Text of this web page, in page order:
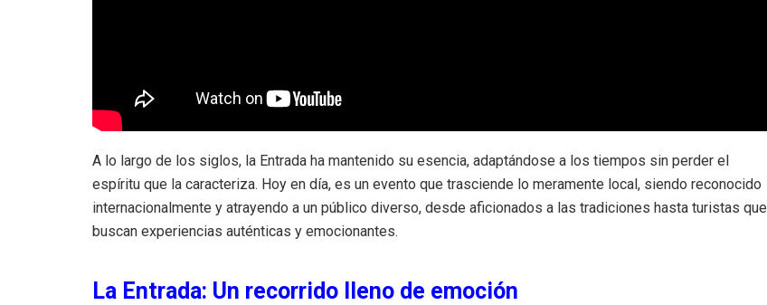
A lo largo de los siglos, la Entrada ha mantenido su esencia, adaptándose a los tiempos sin perder el
espíritu que la caracteriza. Hoy en día, es un evento que trasciende lo meramente local, siendo reconocido
internacionalmente y atrayendo a un público diverso, desde aficionados a las tradiciones hasta turistas que
buscan experiencias auténticas y emocionantes.
La Entrada: Un recorrido lleno de emoción